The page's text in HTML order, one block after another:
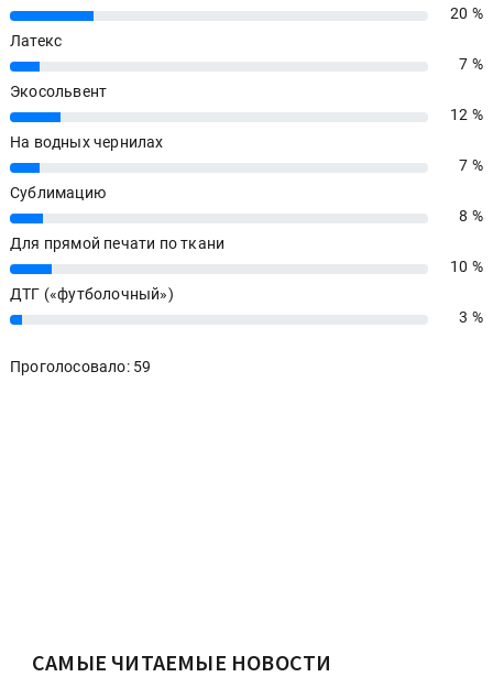
20%
20 %
Латекс
7%
7 %
Экосольвент
12%
12 %
На водных чернилах
7%
7 %
Сублимацию
8%
8 %
Для прямой печати по ткани
10%
10 %
ДТГ («футболочный»)
3% 3 %
Проголосовало: 59
САМЫЕ ЧИТАЕМЫЕ НОВОСТИ